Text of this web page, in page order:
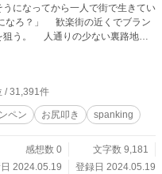
になってから一人で街で生きてい
狙う。 人通りの少ない裏路地に
ませ、そのまま振り下ろして額ス
で紙幣を掴んで渡してきた。ちょ
チが出てきてどんな目にあわさ
けない。
/ 31,391件
ペン お尻叩き spanking
感想数 0
文字数 9,181
2024.05.19
登録日 2024.05.19